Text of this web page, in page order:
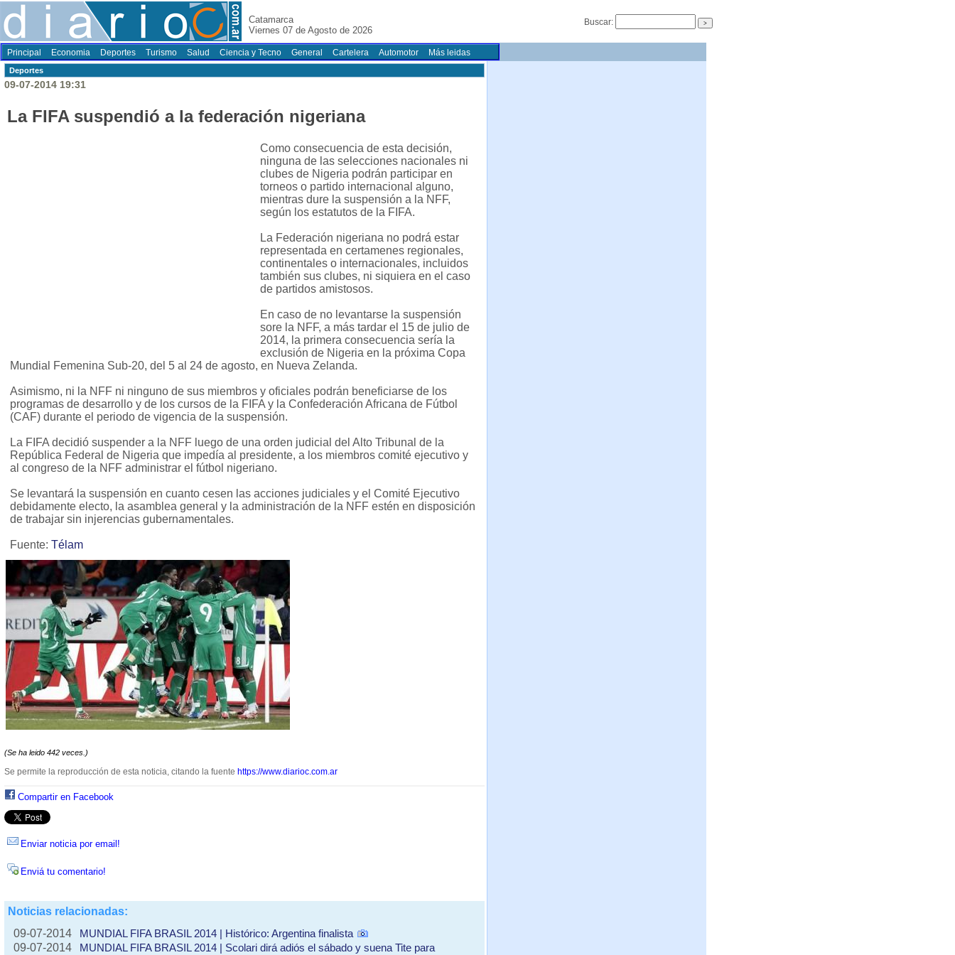
Catamarca
Viernes 07 de Agosto de 2026
Buscar:
Principal Economia Deportes Turismo Salud Ciencia y Tecno General Cartelera Automotor Más leidas
Deportes
09-07-2014 19:31
La FIFA suspendió a la federación nigeriana
Como consecuencia de esta decisión,
ninguna de las selecciones nacionales ni
clubes de Nigeria podrán participar en
torneos o partido internacional alguno,
mientras dure la suspensión a la NFF,
según los estatutos de la FIFA.
La Federación nigeriana no podrá estar
representada en certamenes regionales,
continentales o internacionales, incluidos
también sus clubes, ni siquiera en el caso
de partidos amistosos.
En caso de no levantarse la suspensión
sore la NFF, a más tardar el 15 de julio de
2014, la primera consecuencia sería la
exclusión de Nigeria en la próxima Copa
Mundial Femenina Sub-20, del 5 al 24 de agosto, en Nueva Zelanda.
Asimismo, ni la NFF ni ninguno de sus miembros y oficiales podrán beneficiarse de los
programas de desarrollo y de los cursos de la FIFA y la Confederación Africana de Fútbol
(CAF) durante el periodo de vigencia de la suspensión.
La FIFA decidió suspender a la NFF luego de una orden judicial del Alto Tribunal de la
República Federal de Nigeria que impedía al presidente, a los miembros comité ejecutivo y
al congreso de la NFF administrar el fútbol nigeriano.
Se levantará la suspensión en cuanto cesen las acciones judiciales y el Comité Ejecutivo
debidamente electo, la asamblea general y la administración de la NFF estén en disposición
de trabajar sin injerencias gubernamentales.
Fuente: Télam
(Se ha leido 442 veces.)
Se permite la reproducción de esta noticia, citando la fuente https://www.diarioc.com.ar
Compartir en Facebook
Enviar noticia por email!
Enviá tu comentario!
Noticias relacionadas:
09-07-2014
MUNDIAL FIFA BRASIL 2014 | Histórico: Argentina finalista
09-07-2014
MUNDIAL FIFA BRASIL 2014 | Scolari dirá adiós el sábado y suena Tite para